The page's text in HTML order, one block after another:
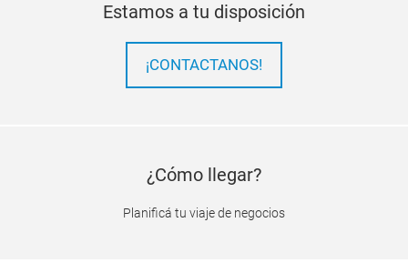
Estamos a tu disposición
¡CONTACTANOS!
¿Cómo llegar?
Planificá tu viaje de negocios